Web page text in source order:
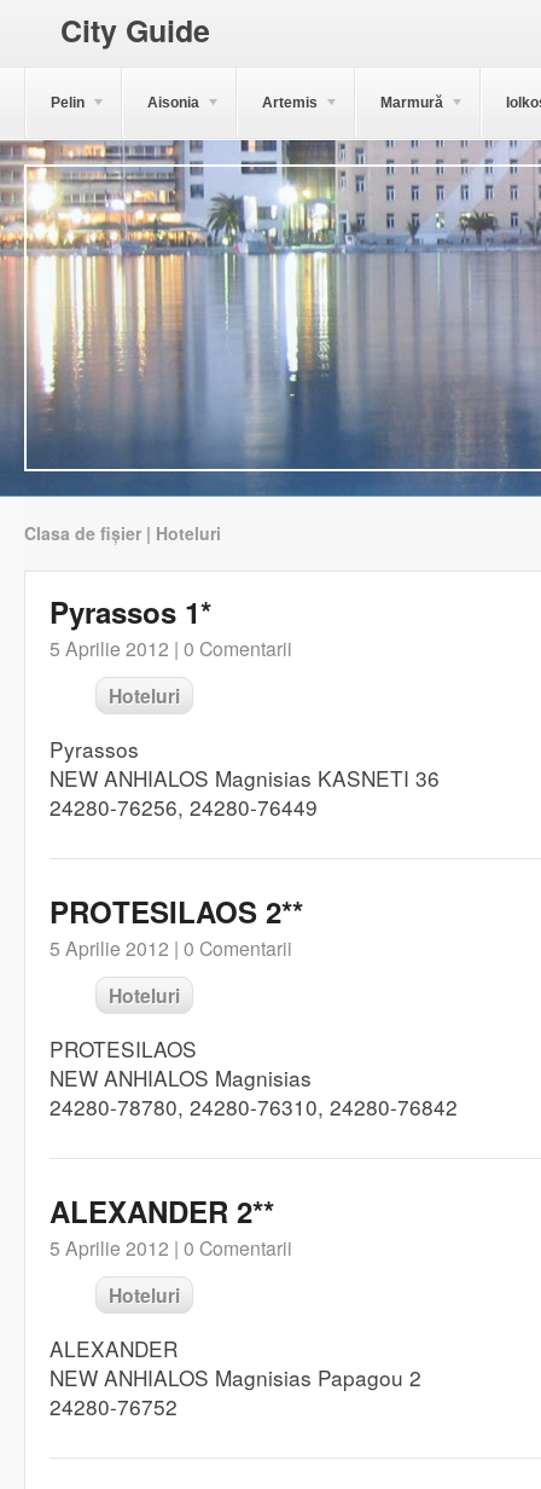
City Guide
Pelin Aisonia Artemis Marmură
Clasa de fișier | Hoteluri
Pyrassos 1*
5 Aprilie 2012 | 0 Comentarii
Hoteluri
Pyrassos
NEW ANHIALOS Magnisias KASNETI 36
24280-76256, 24280-76449
PROTESILAOS 2**
5 Aprilie 2012 | 0 Comentarii
Hoteluri
PROTESILAOS
NEW ANHIALOS Magnisias
24280-78780, 24280-76310, 24280-76842
ALEXANDER 2**
5 Aprilie 2012 | 0 Comentarii
Hoteluri
ALEXANDER
NEW ANHIALOS Magnisias Papagou 2
24280-76752